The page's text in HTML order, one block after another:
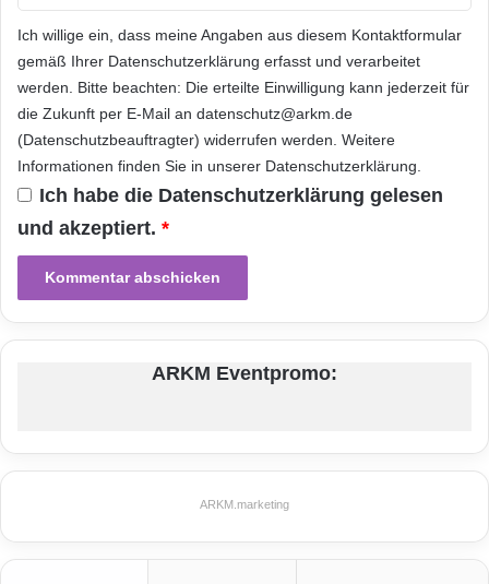
regelmäßig Traffic auf ihre Webseite
bekommen.
Webseite alleine oder durch
eine SEO Agentur optimieren?
Experten sind sich darüber einig, dass jeder
sich auf seine Stärken konzentrieren sollte.
Dadurch werden die besten Ergebnisse erzielt.
Das heißt, dass die Digitalagentur dem
vertrauen. Dadurch kann er sich weiterhin auf
sein Kerngeschäft konzentrieren.
Ich willige ein, dass meine Angaben aus diesem Kontaktformular
gemäß Ihrer Datenschutzerklärung erfasst und verarbeitet
werden. Bitte beachten: Die erteilte Einwilligung kann jederzeit für
die Zukunft per E-Mail an datenschutz@arkm.de
(Datenschutzbeauftragter) widerrufen werden. Weitere
Informationen finden Sie in unserer Datenschutzerklärung
Ich habe die Datenschutzerklärung gelesen
und akzeptiert. *
ARKM Eventpromo:
ARKM.marketing